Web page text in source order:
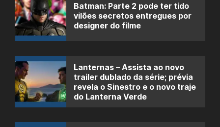
Batman: Parte 2 pode ter tido
vilões secretos entregues por
designer do filme
Lanternas – Assista ao novo
trailer dublado da série; prévia
revela o Sinestro e o novo traje
do Lanterna Verde